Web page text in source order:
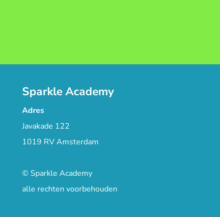
Sparkle Academy
Adres
Javakade 122
1019 RV Amsterdam
© Sparkle Academy
alle rechten voorbehouden